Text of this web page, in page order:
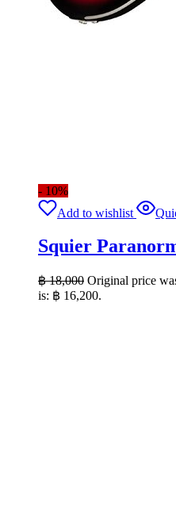
- 10%
Add to wishlist
Squier
฿18,000 Original price
is: ฿ 16,200.